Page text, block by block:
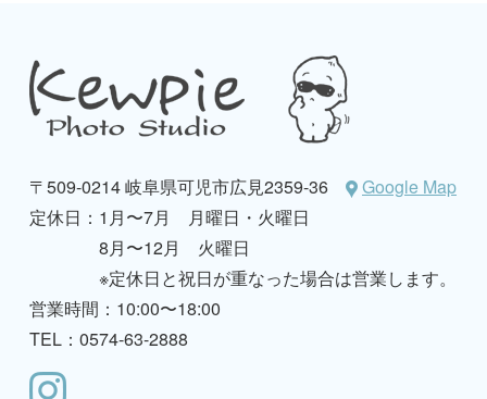
〒509-0214 岐阜県可児市広見2359-36
Google Map
定休日： 1月〜7月 月曜日・火曜日
8月〜12月 火曜日
※定休日と祝日が重なった場合は営業します。
営業時間：10:00〜18:00
TEL：0574-63-2888